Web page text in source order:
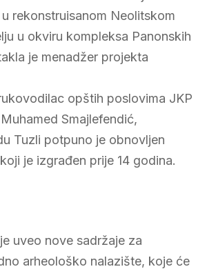
rekonstruisanom Neolitskom
u okviru kompleksa Panonskih
je menadžer projekta
opštih poslovima JKP
Smajlefendić,
Tuzli potpuno je obnovljen
je izgrađen prije 14 godina.
uveo nove sadržaje za
arheološko nalazište, koje će